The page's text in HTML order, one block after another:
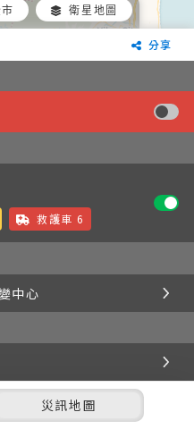
分享
分享
救護車
救護車 6
中心 向
向
災訊地圖
圖層
衛星地圖